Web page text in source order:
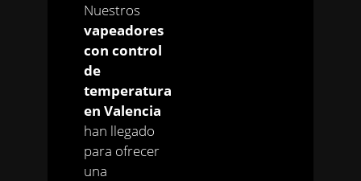
Nuestros
vapeadores
con control
de
temperatura
en Valencia
han llegado
para ofrecer
una